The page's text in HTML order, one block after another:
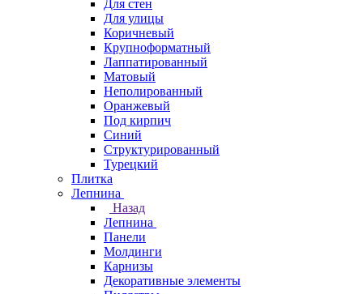
Для стен
Для улицы
Коричневый
Крупноформатный
Лаппатированный
Матовый
Неполированный
Оранжевый
Под кирпич
Синий
Структурированный
Турецкий
Плитка
Лепнина
Назад
Лепнина
Панели
Молдинги
Карнизы
Декоративные элементы